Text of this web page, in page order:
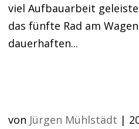
viel Aufbauarbeit
das fünfte Rad am
dauerhaften...
von Jürgen Mühlstädt |